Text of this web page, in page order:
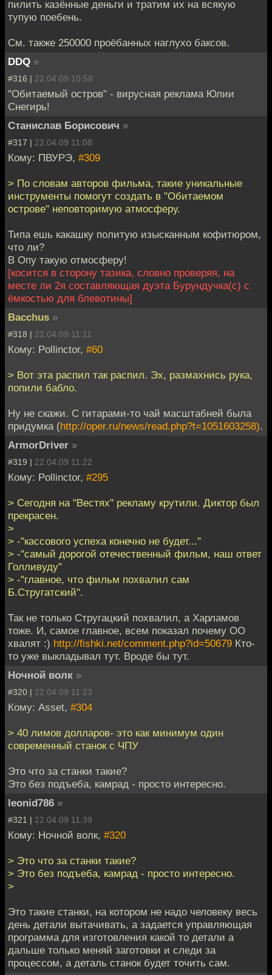
пилить казённые деньги и тратим их на всякую
тупую поебень.
См. также 250000 проёбанных наглухо баксов.
DDQ »
#316 | 22.04.09 10:58
"Обитаемый остров" - вирусная реклама Юлии
Снегирь!
Станислав Борисович »
#317 | 22.04.09 11:08
Кому: ПВУРЭ, #309
> По словам авторов фильма, такие уникальные
инструменты помогут создать в "Обитаемом
острове" неповторимую атмосферу.
Типа ешь какашку политую изысканным кофитюром,
что ли?
В Опу такую отмосферу!
[косится в сторону тазика, словно проверяя, на
месте ли 2я составляющая дуэта Бурундучка(с) с
ёмкостью для блевотины]
Bacchus »
#318 | 22.04.09 11:11
Кому: Pollinctor, #60
> Вот эта распил так распил. Эх, размахнись рука,
попили бабло.
Ну не скажи. С гитарами-то чай масштабней была
придумка (http://oper.ru/news/read.php?t=1051603258).
ArmorDriver »
#319 | 22.04.09 11:22
Кому: Pollinctor, #295
> Сегодня на "Вестях" рекламу крутили. Диктор был
прекрасен.
>
> -"кассового успеха конечно не будет..."
> -"самый дорогой отечественный фильм, наш ответ
Голливуду"
> -"главное, что фильм похвалил сам
Б.Стругатский".
Так не только Стругацкий похвалил, а Харламов
тоже. И, самое главное, всем показал почему ОО
хвалят :) http://fishki.net/comment.php?id=50679 Кто-
то уже выкладывал тут. Вроде бы тут.
Ночной волк »
#320 | 22.04.09 11:23
Кому: Asset, #304
> 40 лимов долларов- это как минимум один
современный станок с ЧПУ
Это что за станки такие?
Это без подъеба, камрад - просто интересно.
leonid786 »
#321 | 22.04.09 11:39
Кому: Ночной волк, #320
> Это что за станки такие?
> Это без подъеба, камрад - просто интересно.
>
Это такие станки, на котором не надо человеку весь
день детали вытачивать, а задается управляющая
программа для изготовления какой то детали а
дальше только меняй заготовки и следи за
процессом, а деталь станок будет точить сам.